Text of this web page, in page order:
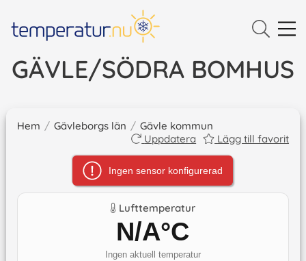
GÄVLE/SÖDRA BOMHUS
Hem / Gävleborgs län / Gävle kommun
Uppdatera
Lägg till favorit
Ingen sensor konfigurerad
Lufttemperatur
N/A°C
Ingen aktuell temperatur